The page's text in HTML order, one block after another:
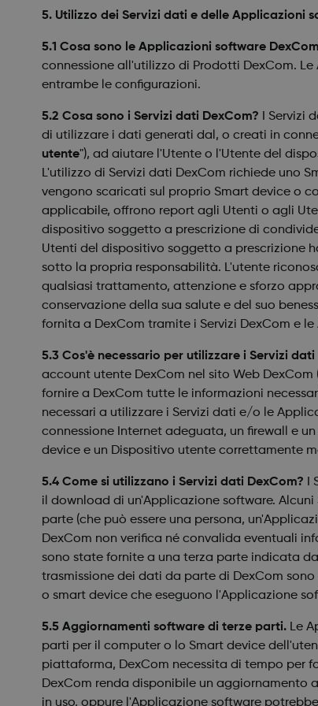
5. Utilizzo dei Servizi dati e delle Applicazioni
5.1 Cosa sono le Applicazioni software
connessione all'utilizzo di Prodotti DexCom.
entrambe le configurazioni.
5.2 Cosa sono i Servizi dati DexCom? I Servizi
di utilizzare i dati generati dal, o creati in
utente"), ad aiutare l'Utente o l'Utente del
L'utilizzo di Servizi dati DexCom richiede uno
vengono scaricati sul proprio Smart device o
applicabile, offrono report agli Utenti o agli
dispositivo soggetto a prescrizione di
Utenti del dispositivo soggetto a prescrizione
sotto la propria responsabilità. L'utente
qualsiasi trattamento, attenzione e sforzo
conservazione della sua salute e del suo
fornita a DexCom tramite i Servizi DexCom e
5.3 Cos'è necessario per utilizzare i Servizi
account utente DexCom nel sito Web DexCom
fornire a DexCom tutte le informazioni
necessari a utilizzare i Servizi dati e/o le
connessione Internet adeguata, un firewall e
device e un Dispositivo utente correttamente
5.4 Come si utilizzano i Servizi dati DexCom? I
il download di un'Applicazione software.
parte (che può essere una persona,
DexCom non verifica né convalida eventuali
sono state fornite a una terza parte indicata
trasmissione dei dati da parte di DexCom
o smart device che eseguono l'Applicazione
5.5 Aggiornamenti software di terze parti.Le
parti per il computer o lo Smart device
piattaforma, DexCom necessita di tempo per
DexCom renda disponibile un aggiornamento
in uso, oppure l'Applicazione software